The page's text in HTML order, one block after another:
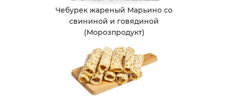
Чебурек жареный Марьино со
свининой и говядиной
(Морозпродукт)